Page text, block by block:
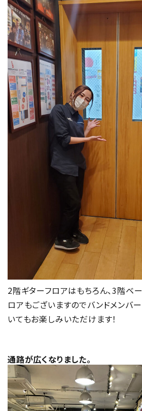
2階ギターフロアはもちろん、3階ベー
ロアもございますのでバンドメンバ
いてもお楽しみいただけます！
通路が広くなりました。